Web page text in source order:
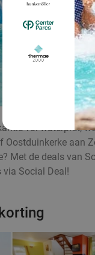
vol waterpret,
Oostduinkerke aan
Met de deals van
via Social Deal!